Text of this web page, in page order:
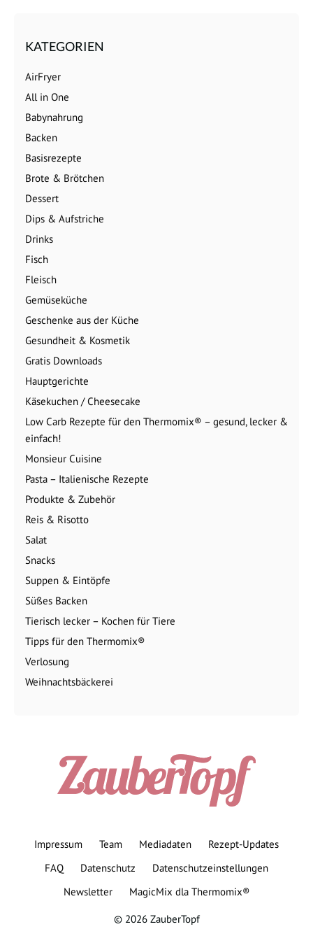
KATEGORIEN
AirFryer
All in One
Babynahrung
Backen
Basisrezepte
Brote & Brötchen
Dessert
Dips & Aufstriche
Drinks
Fisch
Fleisch
Gemüseküche
Geschenke aus der Küche
Gesundheit & Kosmetik
Gratis Downloads
Hauptgerichte
Käsekuchen / Cheesecake
Low Carb Rezepte für den Thermomix® – gesund, lecker &
einfach!
Monsieur Cuisine
Pasta – Italienische Rezepte
Produkte & Zubehör
Reis & Risotto
Salat
Snacks
Suppen & Eintöpfe
Süßes Backen
Tierisch lecker – Kochen für Tiere
Tipps für den Thermomix®
Verlosung
Weihnachtsbäckerei
Impressum Team Mediadaten
Rezept-Updates
FAQ
Datenschutz
Datenschutzeinstellungen
Newsletter
MagicMix dla Thermomix®
© 2026 ZauberTopf